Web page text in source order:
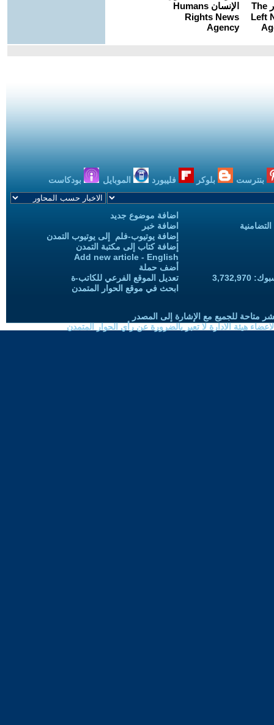
بنترست بلوكر فليبورد الموبايل بودكاست
اضافة موضوع جديد
اضافة خبر
إضافة يوتيوب-فلم إلى يوتيوب التمدن
إضافة كتاب إلى مكتبة التمدن
Add new article - English
أضف حملة
تعديل الموقع الفرعي للكاتب-ة
ابحث في موقع الحوار المتمدن
متاحة للجميع مع الإشارة إلى المصدر
هيئة الادارة لا تعبر بالضرورة عن رأي الحوار المتمدن